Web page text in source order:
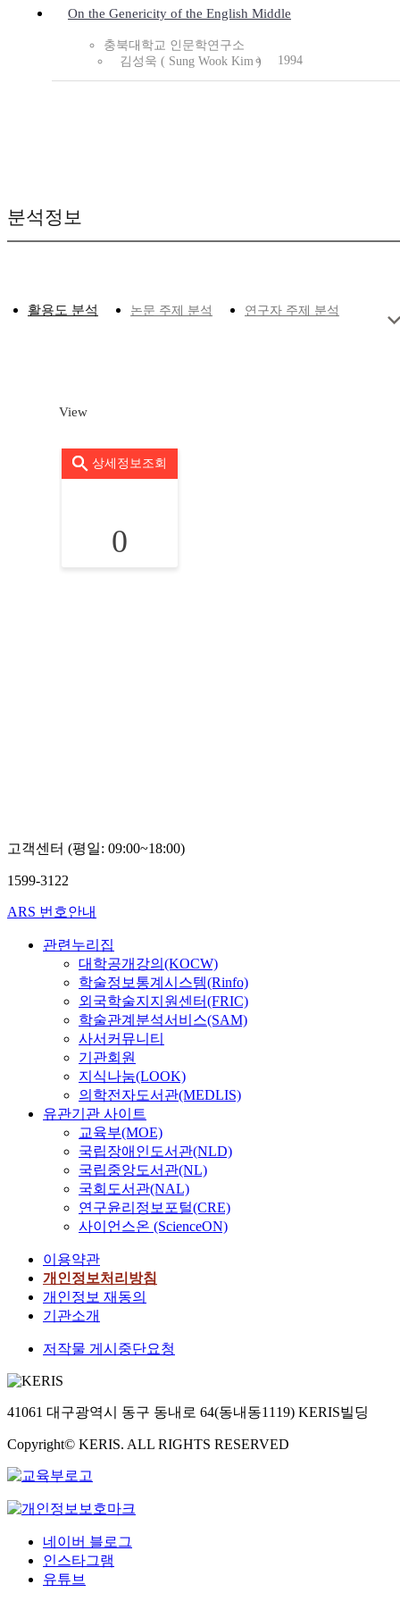
On the Genericity of the English Middle
충북대학교 인문학연구소
김성욱 ( Sung Wook Kim )
1994
분석정보
활용도 분석 논문 주제 분석 연구자 주제 분석
View
상세정보조회
0
고객센터 (평일: 09:00~18:00)
1599-3122
ARS 번호안내
관련누리집
대학공개강의(KOCW)
학술정보통계시스템(Rinfo)
외국학술지지원센터(FRIC)
학술관계분석서비스(SAM)
사서커뮤니티
기관회원
지식나눔(LOOK)
의학전자도서관(MEDLIS)
유관기관 사이트
교육부(MOE)
국립장애인도서관(NLD)
국립중앙도서관(NL)
국회도서관(NAL)
연구윤리정보포털(CRE)
사이언스온 (ScienceON)
이용약관
개인정보처리방침
개인정보 재동의
기관소개
저작물 게시중단요청
41061 대구광역시 동구 동내로 64(동내동1119) KERIS빌딩
Copyright© KERIS. ALL RIGHTS RESERVED
네이버 블로그
인스타그램
유튜브